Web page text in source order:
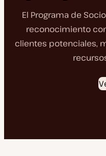
El Programa de
reconocimiento
clientes potenciales,